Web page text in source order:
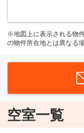
※地図上に表示される物
の物件所在地とは異なる
空室一覧